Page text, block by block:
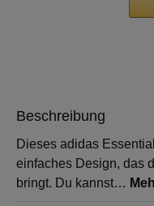
Beschreibung
Dieses adidas
einfaches Design, das
bringt. Du kannst…